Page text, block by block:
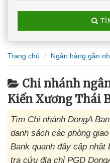
Trang chủ Ngân hàng gần
Chi nhánh
Kiến Xương Thái
Tìm Chi nhánh DongA
danh sách các phòng
Bank quanh đây cập nhật
tra cứu địa chỉ PGD